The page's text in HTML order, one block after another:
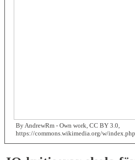
By AndrewRm - Own work, CC BY 3.0,
https://commons.wikimedia.org/w/